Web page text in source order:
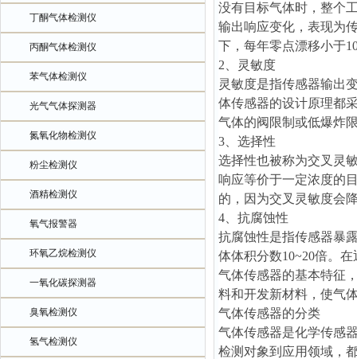
丁酮气体检测仪
丙酮气体检测仪
苯气体检测仪
光气气体探测器
氮氧化物检测仪
粉尘检测仪
酒精检测仪
氧气报警器
环氧乙烷检测仪
一氧化碳探测器
臭氧检测仪
氢气检测仪
没有目标气体时，整个
输出响应变化，表现为
下，每年零点漂移小于
2、灵敏度
灵敏度是指传感器输出
体传感器的设计原理都
气体的阀限制或低爆炸
3、选择性
选择性也被称为交叉灵
响应等价于一定浓度的
的，因为交叉灵敏度会
4、抗腐蚀性
抗腐蚀性是指传感器暴
体体积分数10~20倍。
气体传感器的基本特征
料和开发新材料，使气
气体传感器的分类
气体传感器是化学传感
检测对象到应用领域，